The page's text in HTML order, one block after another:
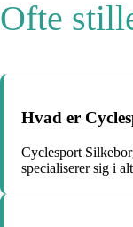
Ofte
Hvad er
Cyclesport
specialiserer sig i